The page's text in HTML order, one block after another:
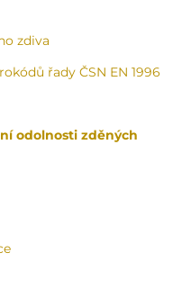
zdiva
řady ČSN EN 1996
odolnosti zděných